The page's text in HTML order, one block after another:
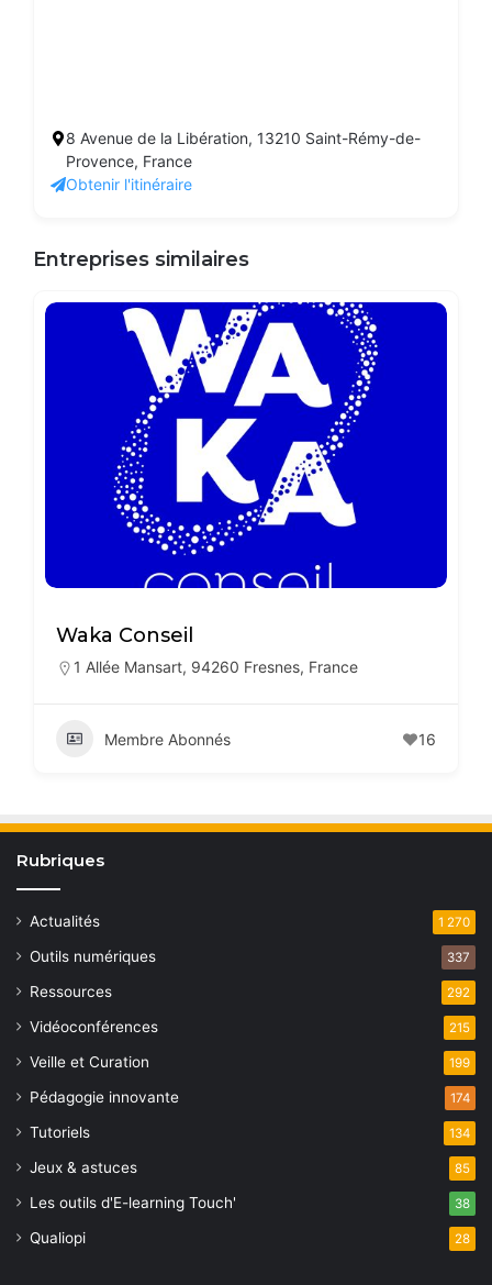
8 Avenue de la Libération, 13210 Saint-Rémy-de-
Provence, France
Obtenir l'itinéraire
Entreprises similaires
Waka Conseil
1 Allée Mansart, 94260 Fresnes, France
Membre Abonnés 16
Rubriques
Actualités 1 270
Outils numériques 337
Ressources 292
Vidéoconférences 215
Veille et Curation 199
Pédagogie innovante 174
Tutoriels 134
Jeux & astuces 85
Les outils d'E-learning Touch' 38
Qualiopi 28